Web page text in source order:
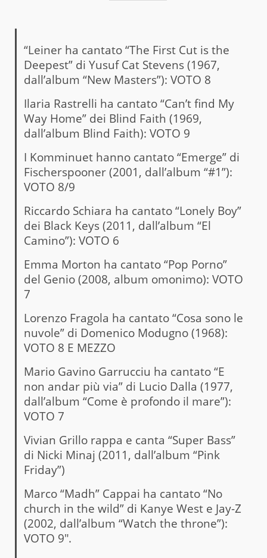
“Leiner ha cantato “The First Cut is the
Deepest” di Yusuf Cat Stevens (1967,
dall’album “New Masters”): VOTO 8
Ilaria Rastrelli ha cantato “Can’t find My
Way Home” dei Blind Faith (1969,
dall’album Blind Faith): VOTO 9
I Komminuet hanno cantato “Emerge” di
Fischerspooner (2001, dall’album “#1”):
VOTO 8/9
Riccardo Schiara ha cantato “Lonely Boy”
dei Black Keys (2011, dall’album “El
Camino”): VOTO 6
Emma Morton ha cantato “Pop Porno”
del Genio (2008, album omonimo): VOTO
7
Lorenzo Fragola ha cantato “Cosa sono le
nuvole” di Domenico Modugno (1968):
VOTO 8 E MEZZO
Mario Gavino Garrucciu ha cantato “E
non andar più via” di Lucio Dalla (1977,
dall’album “Come è profondo il mare”):
VOTO 7
Vivian Grillo rappa e canta “Super Bass”
di Nicki Minaj (2011, dall’album “Pink
Friday”)
Marco “Madh” Cappai ha cantato “No
church in the wild” di Kanye West e Jay-Z
(2002, dall’album “Watch the throne”):
VOTO 9″.